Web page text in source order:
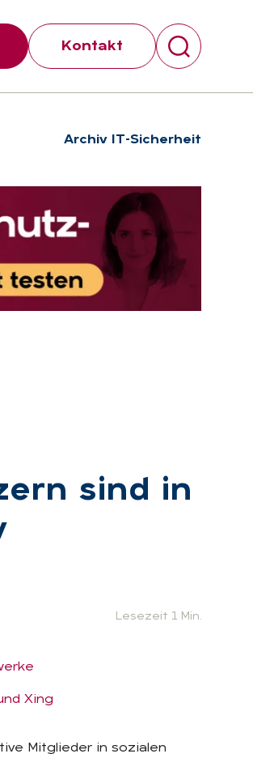
Kontakt
Archiv IT-Sicherheit
sind in
Lesezeit 1 Min.
Xing
Mitglieder in sozialen